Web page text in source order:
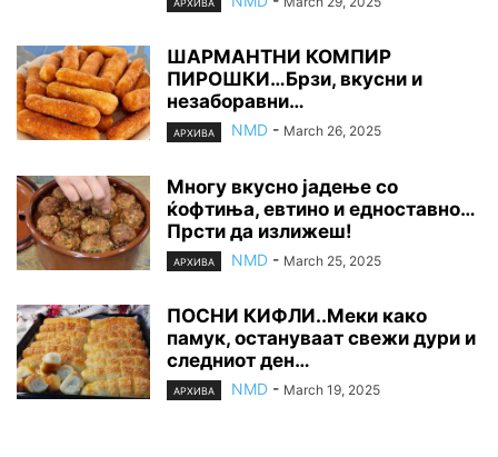
АРХИВА
ШАРМАНТНИ КОМПИР
ПИРОШКИ…Брзи, вкусни и
незаборавни…
АРХИВА NMD - March 26, 2025
Многу вкусно јадење со
ќофтиња, евтино и едноставно…
Прсти да излижеш!
АРХИВА NMD - March 25, 2025
ПОСНИ КИФЛИ..Меки како
памук, остануваат свежи дури и
следниот ден…
АРХИВА NMD - March 19, 2025